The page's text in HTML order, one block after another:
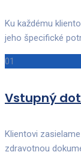
Ku každému
jeho špecifické
01
Vstupný
Klientovi
zdravotnou